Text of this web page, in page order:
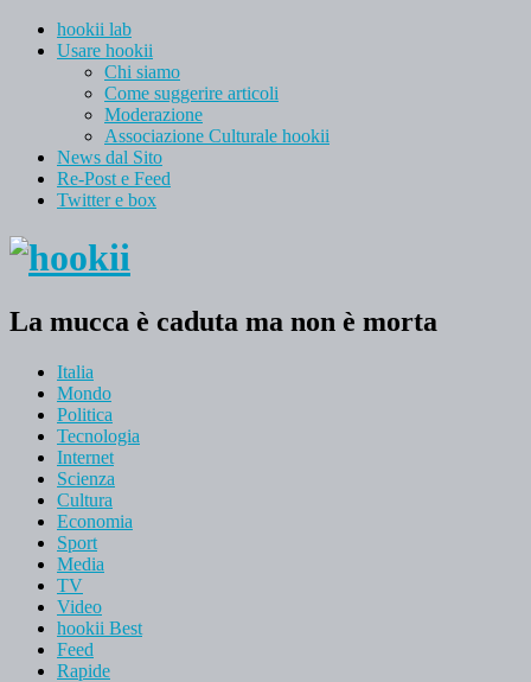
hookii lab
Usare hookii
Chi siamo
Come suggerire articoli
Moderazione
Associazione Culturale hookii
News dal Sito
Re-Post e Feed
Twitter e box
La mucca è caduta ma non è morta
Italia
Mondo
Politica
Tecnologia
Internet
Scienza
Cultura
Economia
Sport
Media
TV
Video
hookii Best
Feed
Rapide